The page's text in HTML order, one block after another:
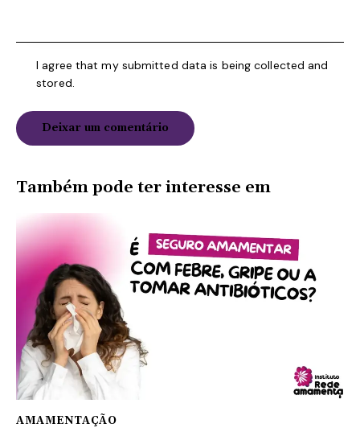
I agree that my submitted data is being collected and
stored.
Também pode ter interesse em
AMAMENTAÇÃO